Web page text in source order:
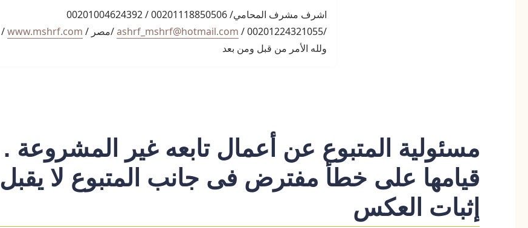
اشرف مشرف المحامي/ 00201118850506 / 00201004624392
/00201224321055 /
ashrf_mshrf@hotmail.com/مصر / www.mshrf.com
/
ولله الأمر من قبل ومن بعد
مسئولية المتبوع عن أعمال تابعه غير المشروعة .
قيامها على خطأ مفترض فى جانب المتبوع لا يقبل
إثبات العكس